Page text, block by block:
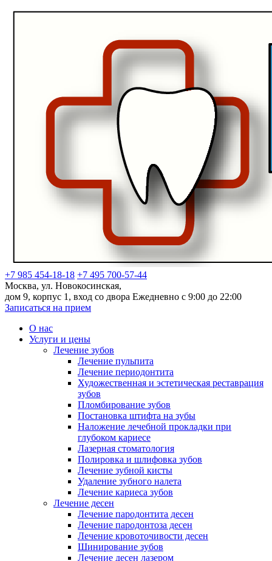
+7 985 454-18-18 +7 495 700-57-44
Москва, ул. Новокосинская,
дом 9, корпус 1, вход со двора Ежедневно с 9:00 до 22:00
Записаться на прием
О нас
Услуги и цены
Лечение зубов
Лечение пульпита
Лечение периодонтита
Художественная и эстетическая реставрация
зубов
Пломбирование зубов
Постановка штифта на зубы
Наложение лечебной прокладки при
глубоком кариесе
Лазерная стоматология
Полировка и шлифовка зубов
Лечение зубной кисты
Удаление зубного налета
Лечение кариеса зубов
Лечение десен
Лечение пародонтита десен
Лечение пародонтоза десен
Лечение кровоточивости десен
Шинирование зубов
Лечение десен лазером